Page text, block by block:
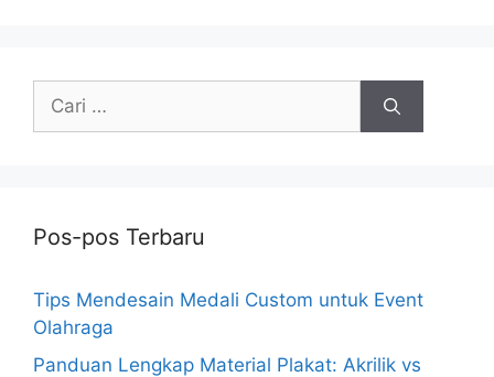
Cari
Pos-pos Terbaru
Tips Mendesain Medali Custom untuk Event
Olahraga
Panduan Lengkap Material Plakat: Akrilik vs